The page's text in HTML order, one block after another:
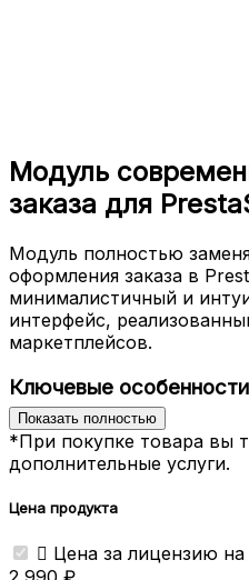
Модуль
заказа для
Модуль полностью
оформления заказа в
минималистичный и
интерфейс,
маркетплейсов.
Ключевые особенности
1. Упрощённая логика
Покупателю доступны
Пункт выдачи
Показать полностью
*При покупке товара вы
дополнительные услуги.
Цена продукта
 Цена за лицензию на